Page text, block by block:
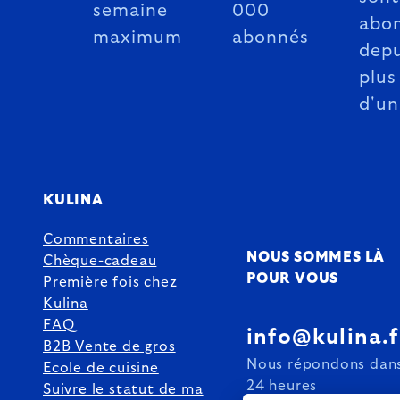
semaine
maximum
000
abonnés
plus
KULINA
Commentaires
Chèque-cadeau
Première fois chez
Kulina
FAQ
B2B Vente de gros
Ecole de cuisine
Suivre le statut de ma
NOUS SOMMES LÀ
POUR VOUS
Nous répondons
24 heures